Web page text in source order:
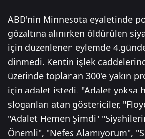
ABD'nin Minnesota eyaletinde
gözaltına alınırken öldürülen
için düzenlenen eylemde
dinmedi. Kentin işlek
üzerinde toplanan 300'e yakın
için adalet istedi. "Adalet yoksa
sloganları atan göstericiler,
"Adalet Hemen Şimdi"
Önemli", "Nefes Alamıyorum",